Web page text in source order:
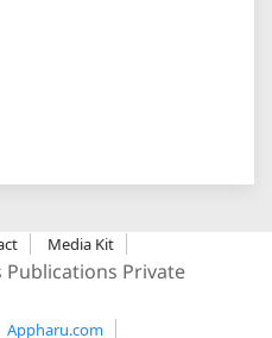
Media Kit
Publications Private
Appharu.com